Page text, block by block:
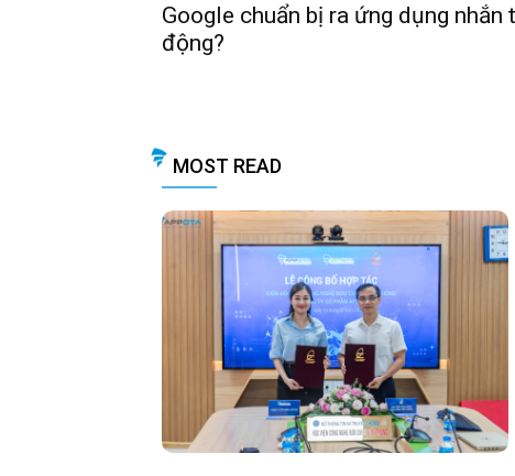
Google chuẩn bị ra ứng dụng
động?
MOST READ